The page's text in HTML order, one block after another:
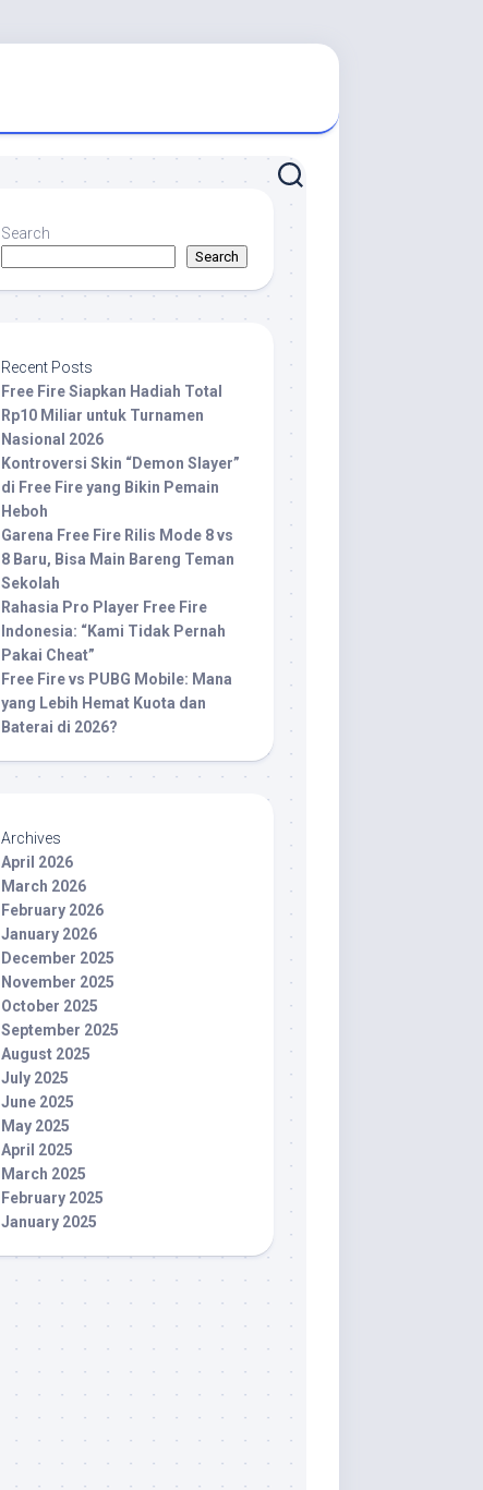
Search
Search
Recent Posts
Free Fire Siapkan Hadiah Total
Rp10 Miliar untuk Turnamen
Nasional 2026
Kontroversi Skin “Demon Slayer”
di Free Fire yang Bikin Pemain
Heboh
Garena Free Fire Rilis Mode 8 vs
8 Baru, Bisa Main Bareng Teman
Sekolah
Rahasia Pro Player Free Fire
Indonesia: “Kami Tidak Pernah
Pakai Cheat”
Free Fire vs PUBG Mobile: Mana
yang Lebih Hemat Kuota dan
Baterai di 2026?
Archives
April 2026
March 2026
February 2026
January 2026
December 2025
November 2025
October 2025
September 2025
August 2025
July 2025
June 2025
May 2025
April 2025
March 2025
February 2025
January 2025